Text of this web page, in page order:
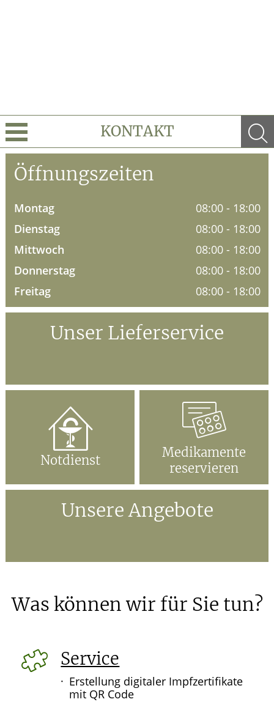
KONTAKT
Leistungen
Krankheiten & Therapie
Öffnungszeiten
Montag
08:00 - 18:00
Dienstag
08:00 - 18:00
Mittwoch
08:00 - 18:00
Donnerstag
08:00 - 18:00
Freitag
08:00 - 18:00
Unser Lieferservice
Notdienst
Medikamente
reservieren
Unsere Angebote
Was können wir für Sie tun?
Service
Erstellung digitaler Impfzertifikate
mit QR Code